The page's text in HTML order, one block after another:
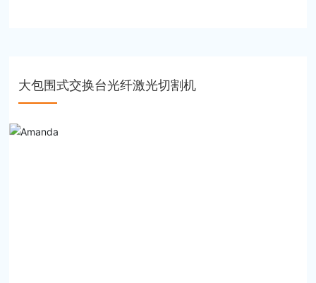
大包围式交换台光纤激光切割机